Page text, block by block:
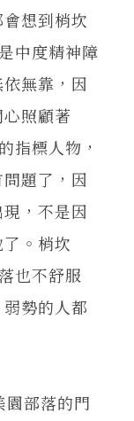
想到梢坎
中度精神障
無靠，因
照顧著
指標人物，
題了，因
，不是因
。梢坎
也不舒服
勢的人都
部落的門